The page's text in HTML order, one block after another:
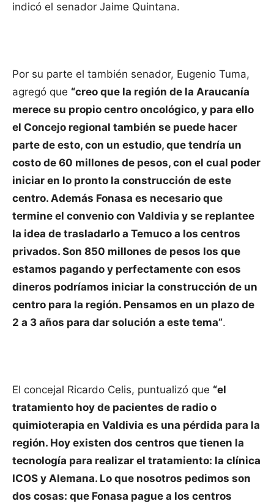
indicó el senador Jaime Quintana.
Por su parte el también senador, Eugenio Tuma,
agregó que “creo que la región de la Araucanía
merece su propio centro oncológico, y para ello
el Concejo regional también se puede hacer
parte de esto, con un estudio, que tendría un
costo de 60 millones de pesos, con el cual poder
iniciar en lo pronto la construcción de este
centro. Además Fonasa es necesario que
termine el convenio con Valdivia y se replantee
la idea de trasladarlo a Temuco a los centros
privados. Son 850 millones de pesos los que
estamos pagando y perfectamente con esos
dineros podríamos iniciar la construcción de un
centro para la región. Pensamos en un plazo de
2 a 3 años para dar solución a este tema”.
El concejal Ricardo Celis, puntualizó que “el
tratamiento hoy de pacientes de radio o
quimioterapia en Valdivia es una pérdida para la
región. Hoy existen dos centros que tienen la
tecnología para realizar el tratamiento: la clínica
ICOS y Alemana. Lo que nosotros pedimos son
dos cosas: que Fonasa pague a los centros